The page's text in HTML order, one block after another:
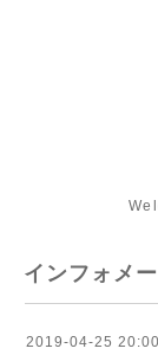
インフォメ
2019-04-25